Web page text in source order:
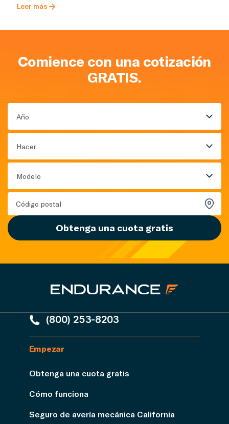
Leer más
Comience con una cotización
GRATIS.
Año
Hacer
Modelo
Obtenga una cuota gratis
(800) 253-8203
Empezar
Obtenga una cuota gratis
Cómo funciona
Seguro de avería mecánica California